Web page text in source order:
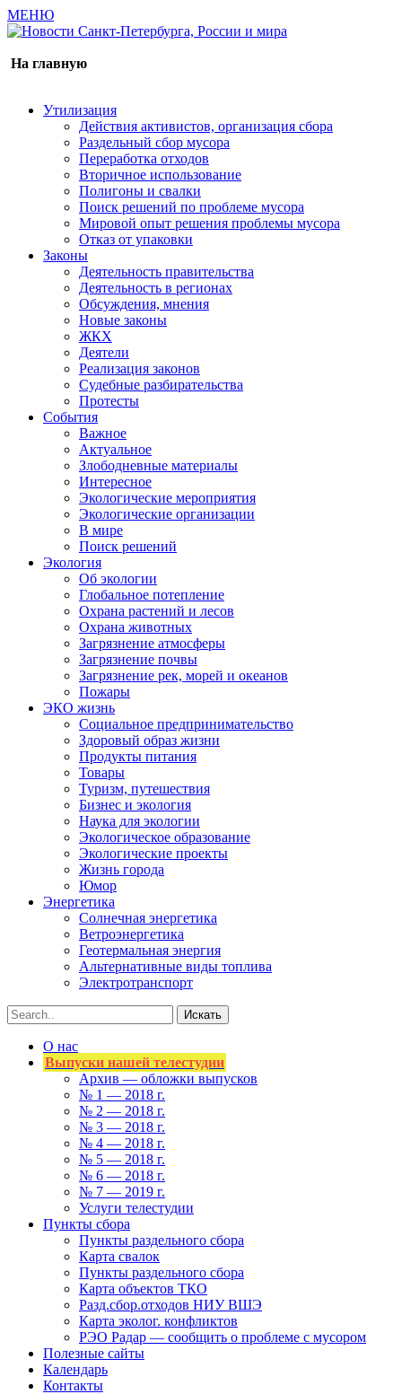
МЕНЮ
На главную
Утилизация
Действия активистов, организация сбора
Раздельный сбор мусора
Переработка отходов
Вторичное использование
Полигоны и свалки
Поиск решений по проблеме мусора
Мировой опыт решения проблемы мусора
Отказ от упаковки
Законы
Деятельность правительства
Деятельность в регионах
Обсуждения, мнения
Новые законы
ЖКХ
Деятели
Реализация законов
Судебные разбирательства
Протесты
События
Важное
Актуальное
Злободневные материалы
Интересное
Экологические мероприятия
Экологические организации
В мире
Поиск решений
Экология
Об экологии
Глобальное потепление
Охрана растений и лесов
Охрана животных
Загрязнение атмосферы
Загрязнение почвы
Загрязнение рек, морей и океанов
Пожары
ЭКО жизнь
Социальное предпринимательство
Здоровый образ жизни
Продукты питания
Товары
Туризм, путешествия
Бизнес и экология
Наука для экологии
Экологическое образование
Экологические проекты
Жизнь города
Юмор
Энергетика
Солнечная энергетика
Ветроэнергетика
Геотермальная энергия
Альтернативные виды топлива
Электротранспорт
О нас
Выпуски нашей телестудии
Архив — обложки выпусков
№ 1 — 2018 г.
№ 2 — 2018 г.
№ 3 — 2018 г.
№ 4 — 2018 г.
№ 5 — 2018 г.
№ 6 — 2018 г.
№ 7 — 2019 г.
Услуги телестудии
Пункты сбора
Пункты раздельного сбора
Карта свалок
Пункты раздельного сбора
Карта объектов ТКО
Разд.сбор.отходов НИУ ВШЭ
Карта эколог. конфликтов
РЭО Радар — сообщить о проблеме с мусором
Полезные сайты
Календарь
Контакты